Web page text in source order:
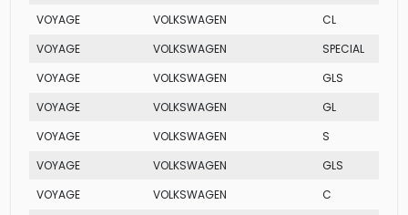
VOYAGE
VOLKSWAGEN
CL
VOYAGE
VOLKSWAGEN
SPECIAL
VOYAGE
VOLKSWAGEN
GLS
VOYAGE
VOLKSWAGEN
GL
VOYAGE
VOLKSWAGEN
S
VOYAGE
VOLKSWAGEN
GLS
VOYAGE
VOLKSWAGEN
C